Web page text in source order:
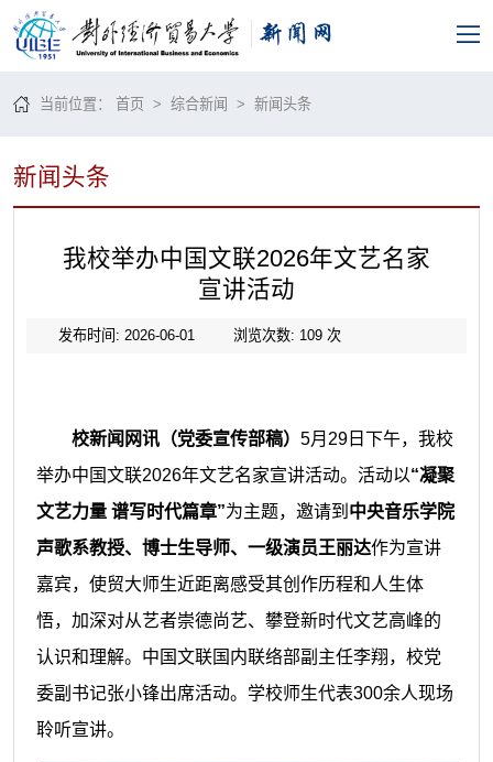
当前位置：首页 >综合新闻 >新闻头条
新闻头条
我校举办中国文联2026年文艺名家
宣讲活动
发布时间: 2026-06-01 浏览次数: 109次
校新闻网讯（党委宣传部稿） 5月29日下午，我校
举办中国文联2026年文艺名家宣讲活动。活动以“凝聚
文艺力量 谱写时代篇章”为主题，邀请到 中央音乐学院
声歌系教授、博士生导师、一级演员王丽达作为宣讲
嘉宾，使贸大师生近距离感受其创作历程和人生体
悟，加深对从艺者崇德尚艺、攀登新时代文艺高峰的
认识和理解。中国文联国内联络部副主任李翔，校党
委副书记张小锋出席活动。学校师生代表300余人现场
聆听宣讲。